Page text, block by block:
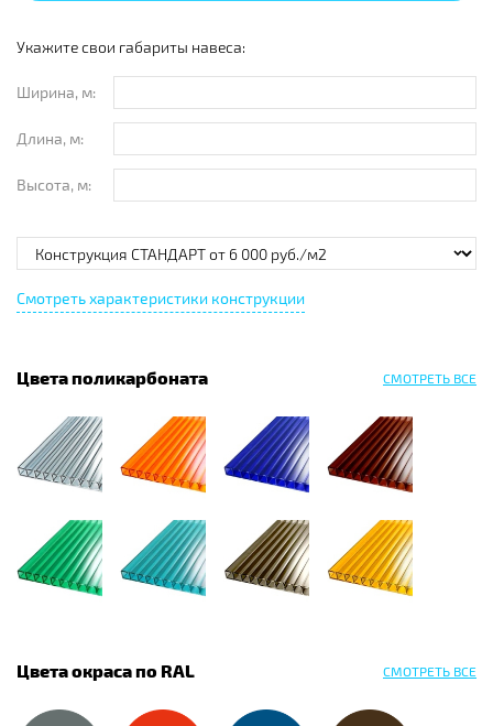
Укажите свои габариты навеса:
Ширина, м:
Длина, м:
Высота, м:
Смотреть характеристики конструкции
Цвета поликарбоната СМОТРЕТЬ ВСЕ
Цвета окраса по RAL СМОТРЕТЬ ВСЕ